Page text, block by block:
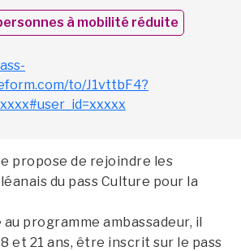
à mobilité réduite
to/J1vttbF4?
propose de rejoindre les
du pass Culture pour la
programme ambassadeur, il
et 21 ans, être inscrit sur le pass